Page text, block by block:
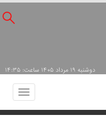
دوشنبه ۱۹ مرداد ۱۴۰۵ ساعت: ۱۴:۳۵
Toggle